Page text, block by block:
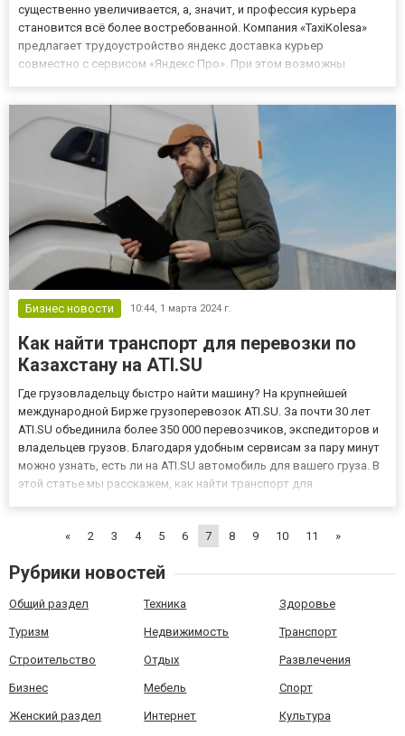
существенно увеличивается, а, значит, и профессия курьера
становится всё более востребованной. Компания «TaxiKolesa»
предлагает трудоустройство яндекс доставка курьер
совместно с сервисом «Яндекс Про». При этом возможны
документы и подарки по г...
Бизнес новости 10:44, 1 марта 2024 г.
Как найти транспорт для перевозки по
Казахстану на ATI.SU
Где грузовладельцу быстро найти машину? На крупнейшей
международной Бирже грузоперевозок ATI.SU. За почти 30 лет
ATI.SU объединила более 350 000 перевозчиков, экспедиторов и
владельцев грузов. Благодаря удобным сервисам за пару минут
можно узнать, есть ли на ATI.SU автомобиль для вашего груза. В
этой статье мы расскажем, как найти транспорт для
« 2 3 4 5 6 7 8 9 10 11 »
Рубрики новостей
Общий раздел Техника Здоровье
Туризм Недвижимость Транспорт
Строительство Отдых Развлечения
Бизнес Мебель Спорт
Женский раздел Интернет Культура